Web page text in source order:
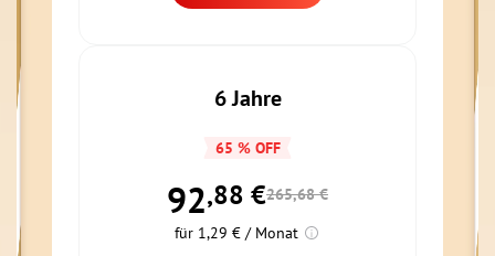
6 Jahre
65 % OFF
92,88 €265,68 €
für 1,29 € / Monat